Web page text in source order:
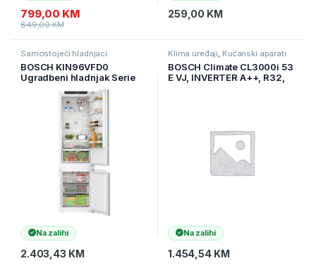
799,00 KM
849,00KM
259,00 KM
Samostojeći hladnjaci
BOSCH KIN96VFD0
Ugradbeni hladnjak Serie
4|, 193.5cm HH:215L, Z:
75L,NoFrost ( KIN96VFD0 )
Na zalihi
2.403,43 KM
Klima uređaji, Kućanski aparati
BOSCH Climate CL3000i 53
E VJ, INVERTER A++, R32,
Na zalihi
1.454,54 KM